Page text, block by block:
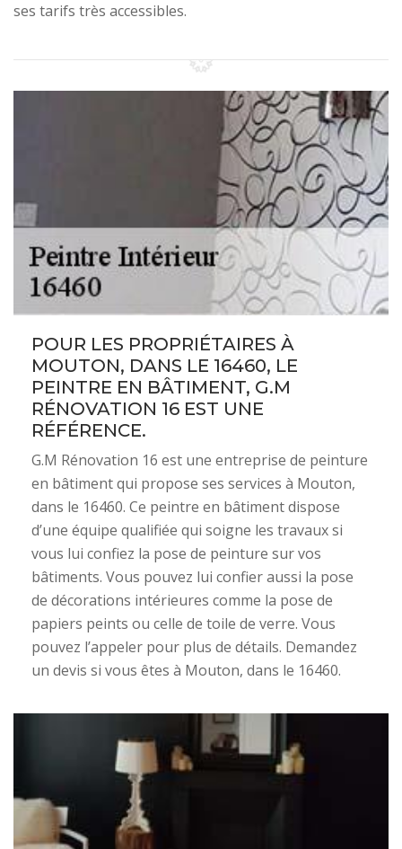
ses tarifs très accessibles.
POUR LES PROPRIÉTAIRES À
MOUTON, DANS LE 16460, LE
PEINTRE EN BÂTIMENT, G.M
RÉNOVATION 16 EST UNE
RÉFÉRENCE.
G.M Rénovation 16 est une entreprise de peinture
en bâtiment qui propose ses services à Mouton,
dans le 16460. Ce peintre en bâtiment dispose
d’une équipe qualifiée qui soigne les travaux si
vous lui confiez la pose de peinture sur vos
bâtiments. Vous pouvez lui confier aussi la pose
de décorations intérieures comme la pose de
papiers peints ou celle de toile de verre. Vous
pouvez l’appeler pour plus de détails. Demandez
un devis si vous êtes à Mouton, dans le 16460.